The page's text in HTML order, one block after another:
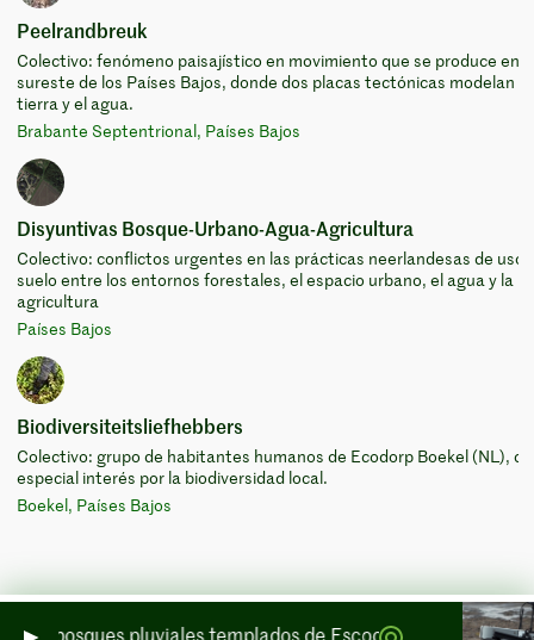
Peelrandbreuk
Colectivo: fenómeno paisajístico en movimiento que se produce en
sureste de los Países Bajos, donde dos placas tectónicas modelan la
tierra y el agua.
Brabante Septentrional, Países Bajos
Disyuntivas Bosque-Urbano-Agua-Agricultura
Colectivo: conflictos urgentes en las prácticas neerlandesas de uso
suelo entre los entornos forestales, el espacio urbano, el agua y la
agricultura
Países Bajos
Biodiversiteitsliefhebbers
Colectivo: grupo de habitantes humanos de Ecodorp Boekel (NL),
especial interés por la biodiversidad local.
Boekel, Países Bajos